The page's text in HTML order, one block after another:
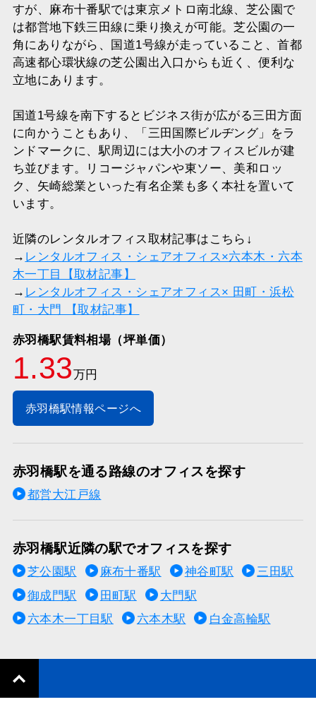
すが、麻布十番駅では東京メトロ南北線、芝公園で
は都営地下鉄三田線に乗り換えが可能。芝公園の一
角にありながら、国道1号線が走っていること、首都
高速都心環状線の芝公園出入口からも近く、便利な
立地にあります。
国道1号線を南下するとビジネス街が広がる三田方面
に向かうこともあり、「三田国際ビルヂング」をラ
ンドマークに、駅周辺には大小のオフィスビルが建
ち並びます。リコージャパンや東ソー、美和ロッ
ク、矢崎総業といった有名企業も多く本社を置いて
います。
近隣のレンタルオフィス取材記事はこちら↓
→ レンタルオフィス・シェアオフィス×六本木・六本
木一丁目【取材記事】
→ レンタルオフィス・シェアオフィス× 田町・浜松
町・大門 【取材記事】
赤羽橋駅賃料相場（坪単価）
1.33万円
赤羽橋駅情報ページへ
赤羽橋駅を通る路線のオフィスを探す
都営大江戸線
赤羽橋駅近隣の駅でオフィスを探す
芝公園駅 麻布十番駅 神谷町駅
三田駅
御成門駅
田町駅
大門駅
六本木一丁目駅
六本木駅 白金高輪駅